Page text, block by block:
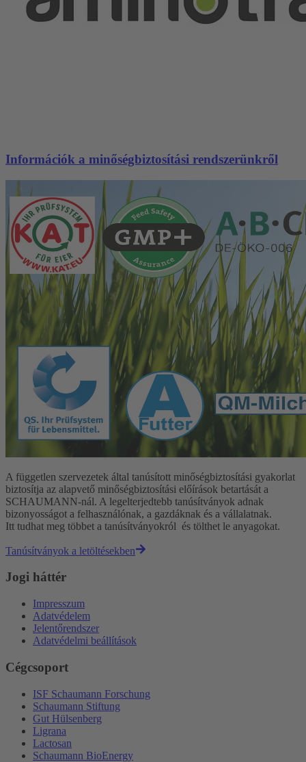
Információk a minőségbiztosítási rendszerünkről
A független szervezetek által tanúsított minőségbiztosítási gyakorlat
biztosítja az alapvető minőségbiztosítási előírások betartását a
SCHAUMANN-nál. A legelterjedtebb tanúsítványok adnak
bizonyosságot a felhasználónak, a gazdáknak és a vállalatnak.
Itt tudhat meg többet a tanúsítványokról és tölthet le anyagokat.
Tanúsítványok a letöltésekben
Jogi háttér
Impresszum
Adatvédelem
Jelentőrendszer
Adatvédelmi beállítások
Cégcsoport
ISF Schaumann Forschung
Schaumann Stiftung
Gut Hülsenberg
Ligrana
Lactosan
Schaumann BioEnergy